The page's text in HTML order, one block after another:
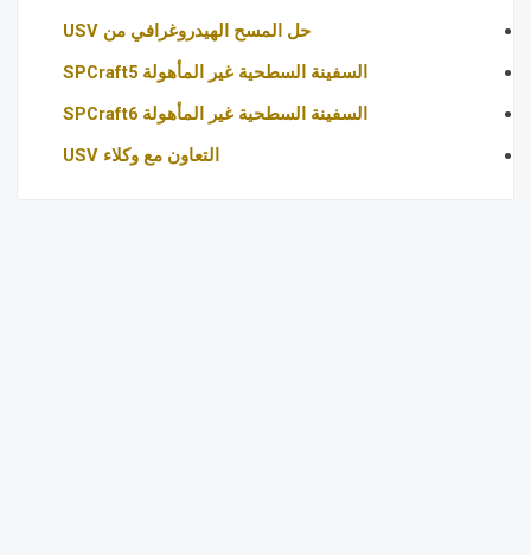
حل المسح الهيدروغرافي من USV
السفينة السطحية غير المأهولة SPCraft5
السفينة السطحية غير المأهولة SPCraft6
التعاون مع وكلاء USV